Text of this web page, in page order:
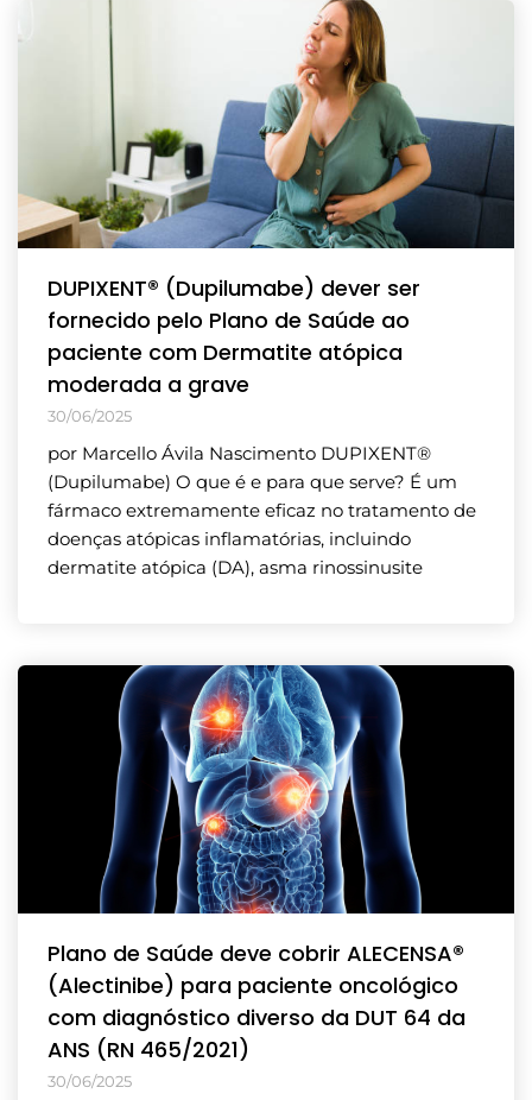
DUPIXENT® (Dupilumabe) dever ser
fornecido pelo Plano de Saúde ao
paciente com Dermatite atópica
moderada a grave
30/06/2025
por Marcello Ávila Nascimento DUPIXENT®
(Dupilumabe) O que é e para que serve? É um
fármaco extremamente eficaz no tratamento de
doenças atópicas inflamatórias, incluindo
dermatite atópica (DA), asma rinossinusite
Plano de Saúde deve cobrir ALECENSA®
(Alectinibe) para paciente oncológico
com diagnóstico diverso da DUT 64 da
ANS (RN 465/2021)
30/06/2025